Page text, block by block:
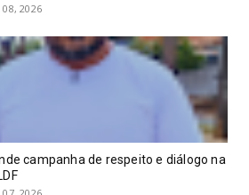
2026
campanha de respeito e diálogo na